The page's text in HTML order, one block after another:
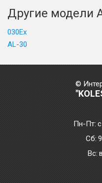
Другие модели
030Ex
AL-30
©
Пн-Пт:
Сб:
Bc: